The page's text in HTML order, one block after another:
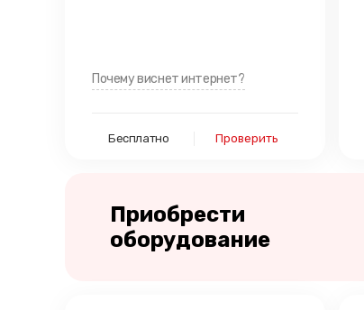
Почему виснет интернет?
Бесплатно Проверить
Приобрести
оборудование